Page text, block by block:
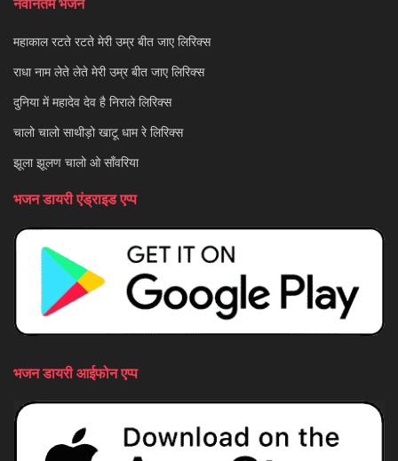
महाकाल रटते रटते मेरी उम्र बीत जाए लिरिक्स
राधा नाम लेते लेते मेरी उम्र बीत जाए लिरिक्स
दुनिया में महादेव देव है निराले लिरिक्स
चालो चालो साथीड़ो खाटू धाम रे लिरिक्स
झूला झूलण चालो ओ साँवरिया
भजन डायरी एंड्राइड एप्प
भजन डायरी आईफोन एप्प